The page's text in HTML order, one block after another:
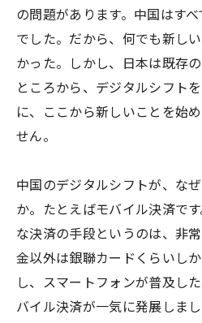
の問題があります。中国はす
でした。だから、何でも新し
かった。しかし、日本は既存
ところから、デジタルシフト
に、ここから新しいことを始
せん。
中国のデジタルシフトが、な
か。たとえばモバイル決済で
な決済の手段というのは、非
金以外は銀聯カードくらいし
し、スマートフォンが普及し
バイル決済が一気に発展しま